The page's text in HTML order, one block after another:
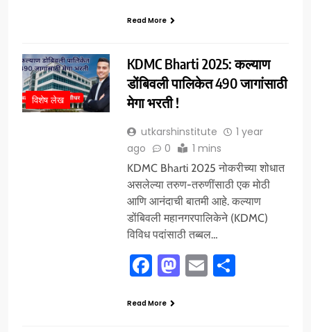
Read More
विशेष लेख
KDMC Bharti 2025: कल्याण
डोंबिवली पालिकेत 490 जागांसाठी
मेगा भरती !
utkarshinstitute
1 year
ago
0 1 mins
KDMC Bharti 2025 नोकरीच्या शोधात
असलेल्या तरुण-तरुणींसाठी एक मोठी
आणि आनंदाची बातमी आहे. कल्याण
डोंबिवली महानगरपालिकेने (KDMC)
विविध पदांसाठी तब्बल…
Facebook
Mastodon
EmailShare
Read More